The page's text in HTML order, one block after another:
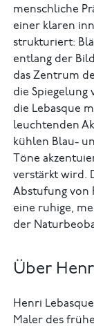
menschliche
einer klaren
strukturiert:
entlang der
das Zentrum
die Spiegelung
die Lebasque
leuchtenden
kühlen Blau-
Töne
verstärkt wird.
Abstufung von
eine ruhige,
der
Über
Henri
Maler des